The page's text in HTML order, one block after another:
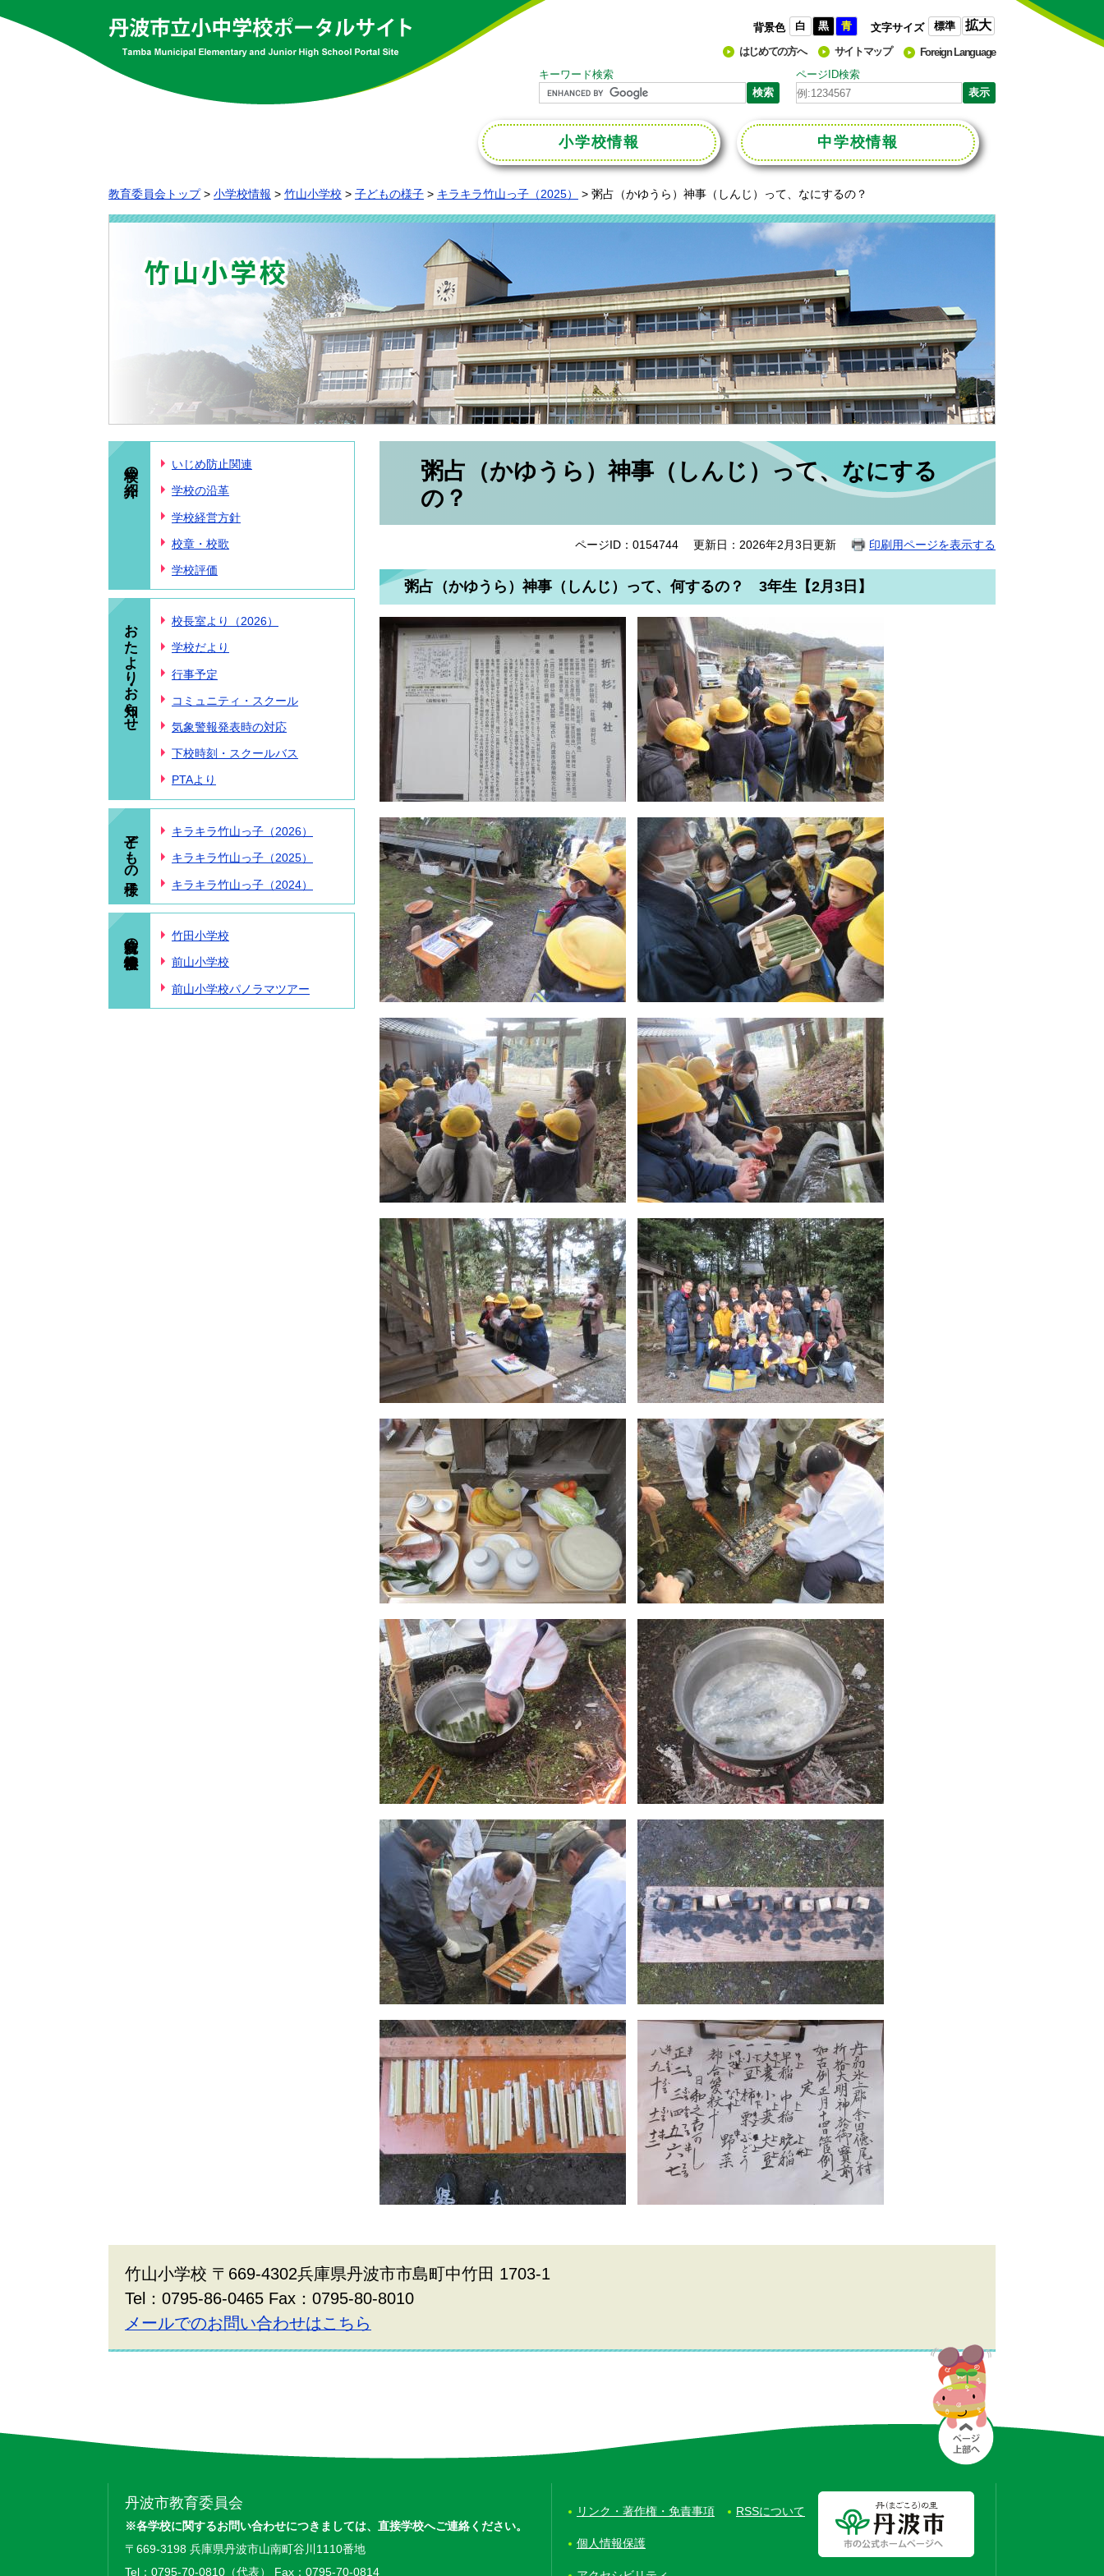
背景色 白 黒 青 文字サイズ 標準 拡大
はじめての方へ サイトマップ
Foreign Language
キーワード検索
ページID検索
小学校情報 中学校情報
教育委員会トップ > 小学校情報 > 竹山小学校 > 子どもの様子 > キラキラ竹山っ子（2025） > 粥占（かゆうら）神事（しんじ）って、なにするの？
学校の紹介 いじめ防止関連
学校の沿革
学校経営方針
校章・校歌
学校評価
おたより・お知らせ 校長室より（2026）
学校だより
行事予定
コミュニティ・スクール
気象警報発表時の対応
下校時刻・スクールバス
PTAより
子どもの様子 キラキラ竹山っ子（2026）
キラキラ竹山っ子（2025）
キラキラ竹山っ子（2024）
統合前の小学校情報 竹田小学校
前山小学校
前山小学校パノラマツアー
粥占（かゆうら）神事（しんじ）って、なにする
の？
ページID：0154744 更新日：2026年2月3日更新 印刷用ページを表示する
粥占（かゆうら）神事（しんじ）って、何するの？ 3年生【2月3日】
竹山小学校 〒669-4302兵庫県丹波市市島町中竹田 1703-1
Tel：0795-86-0465 Fax：0795-80-8010
メールでのお問い合わせはこちら
丹波市教育委員会
※各学校に関するお問い合わせにつきましては、 直接学校へご連絡ください。
〒669-3198 兵庫県丹波市山南町谷川1110番地
Tel：0795-70-0810（代表） Fax：0795-70-0814
リンク・著作権・免責事項 RSSについて
個人情報保護